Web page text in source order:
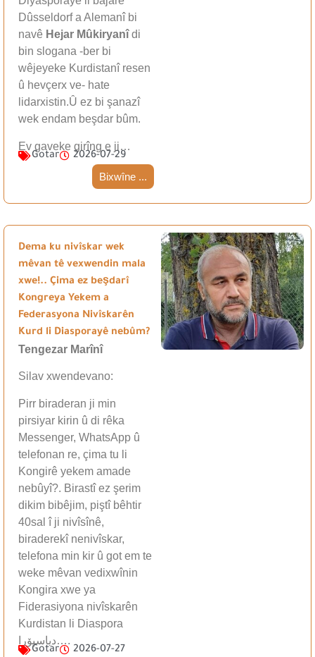
Dûsseldorf a Alemanî bi
navê Hejar Mûkiryanîdi
bin slogana -ber bi
wêjeyeke Kurdistanî resen
û hevçerx ve- hate
lidarxistin.Û ez bi şanazî
wek endam beşdar bûm.
Ev gaveke girîng e ji…
Gotar 2026-07-29
Bixwîne ...
Dema ku nivîskar wek
mêvan tê vexwendin mala
xwe!.. Çima ez beşdarî
Kongreya Yekem a
Federasyona Nivîskarên
Kurd li Diasporayê nebûm?
Tengezar Marînî
Silav xwendevano:
Pirr biraderan ji min
pirsiyar kirin û di rêka
Messenger, WhatsApp û
telefonan re, çima tu li
Kongirê yekem amade
nebûyî?. Birastî ez şerim
dikim bibêjim, piştî bêhtir
40sal î ji nivîsînê,
biraderekî nenivîskar,
telefona min kir û got em te
weke mêvan vedixwînin
Kongira xwe ya
Fiderasiyona nivîskarên
Kurdistan li Diaspora
دیاسپۆرا….
Gotar 2026-07-27